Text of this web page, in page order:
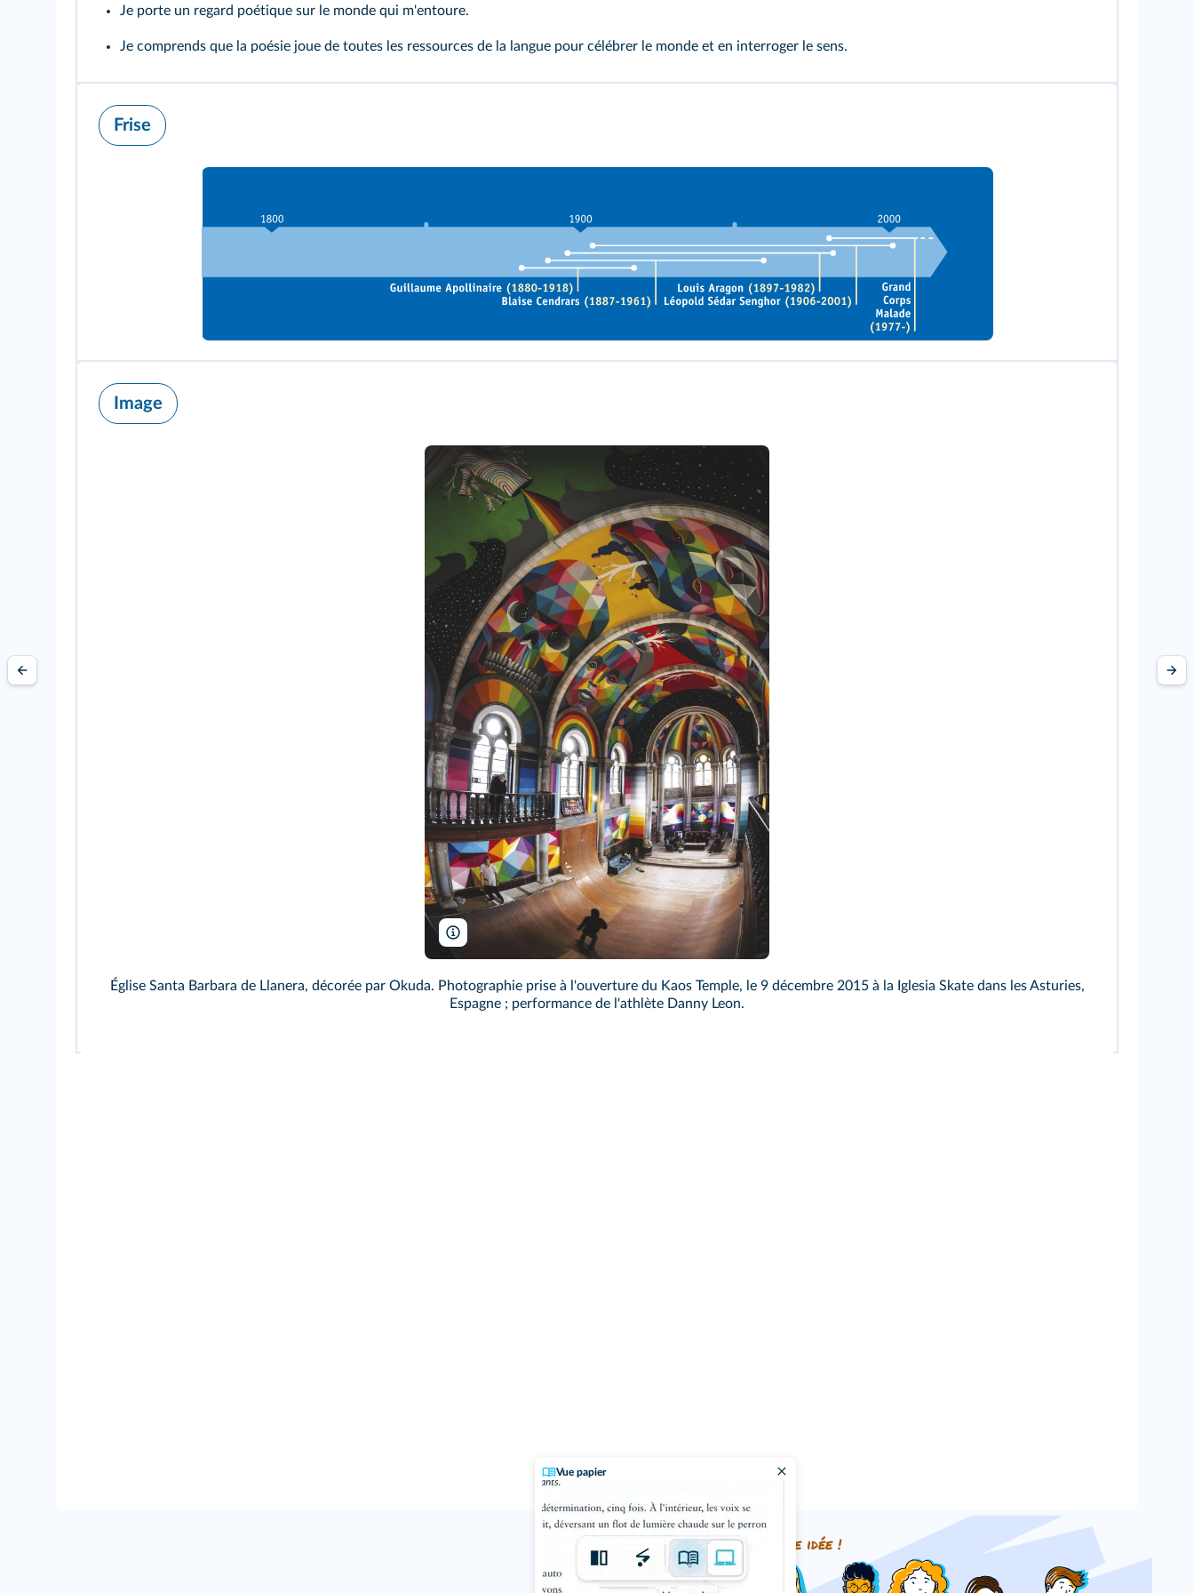
Vue papier
Je porte un regard poétique sur le monde qui m'entoure.
Je comprends que la poésie joue de toutes les ressources de la langue pour célébrer le monde et en interroger le sens.
Frise
Image
L. Vidales/Red Bull Content Pool
Église Santa Barbara de Llanera, décorée par Okuda. Photographie prise à l'ouverture du Kaos Temple, le 9 décembre 2015 à la Iglesia Skate dans les Asturies,
Espagne ; performance de l'athlète Danny Leon.
j'ai une idée !